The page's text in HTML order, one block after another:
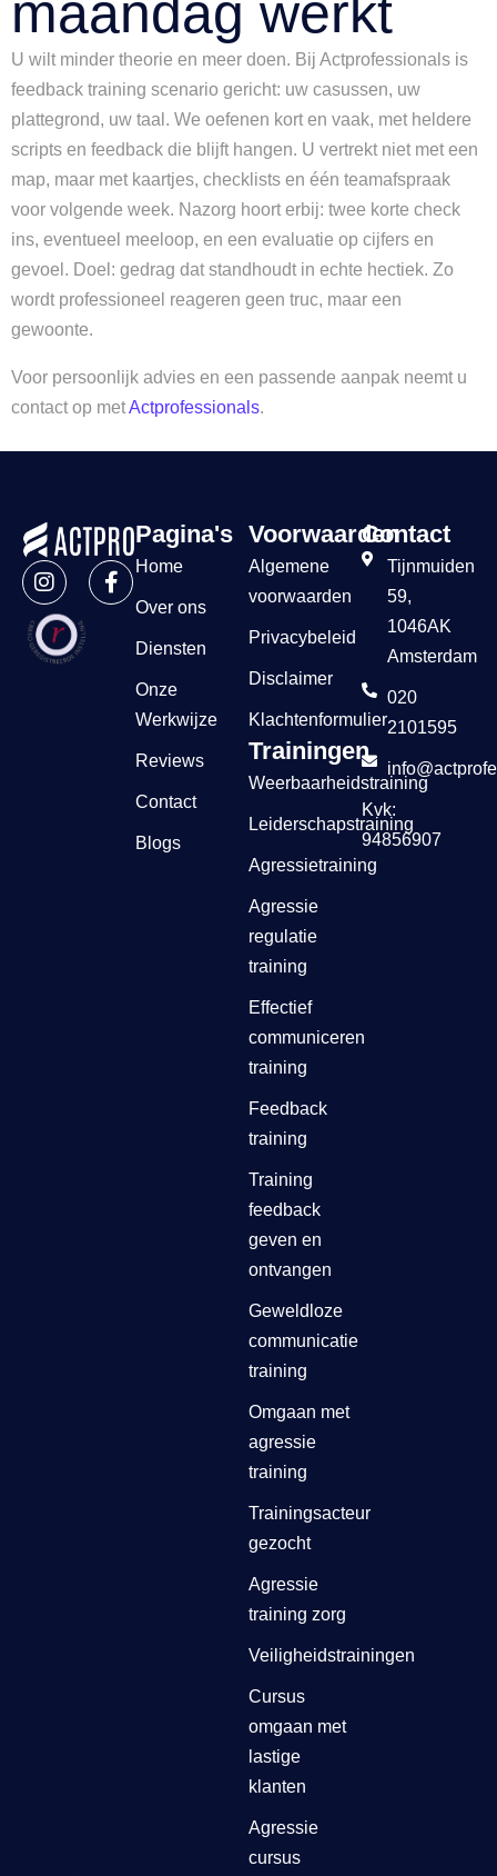
maandag werkt
U wilt minder theorie en meer doen. Bij Actprofessionals is
feedback training scenario gericht: uw casussen, uw
plattegrond, uw taal. We oefenen kort en vaak, met heldere
scripts en feedback die blijft hangen. U vertrekt niet met een
map, maar met kaartjes, checklists en één teamafspraak
voor volgende week. Nazorg hoort erbij: twee korte check
ins, eventueel meeloop, en een evaluatie op cijfers en
gevoel. Doel: gedrag dat standhoudt in echte hectiek. Zo
wordt professioneel reageren geen truc, maar een
gewoonte.
Voor persoonlijk advies en een passende aanpak neemt u
contact op metActprofessionals.
Pagina's
Home
Over ons
Diensten
Onze
Werkwijze
Reviews
Contact
Blogs
Voorwaarden
Algemene
voorwaarden
Privacybeleid
Disclaimer
Klachtenformulier
Trainingen
Weerbaarheidstraining
Leiderschapstraining
Agressietraining
Agressie
regulatie
training
Effectief
communiceren
training
Feedback
training
Training
feedback
geven en
ontvangen
Geweldloze
communicatie
training
Omgaan met
agressie
training
Trainingsacteur
gezocht
Agressie
training zorg
Veiligheidstrainingen
Cursus
omgaan met
lastige
klanten
Agressie
cursus
Contact
Tijnmuiden
59,
1046AK
Amsterdam
020
2101595
Kvk:
94856907